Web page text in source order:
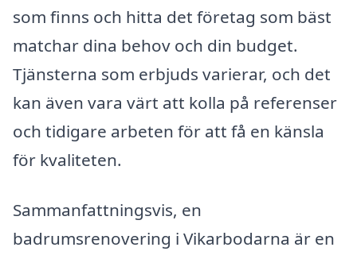
som finns och hitta det företag som bäst
matchar dina behov och din budget.
Tjänsterna som erbjuds varierar, och det
kan även vara värt att kolla på referenser
och tidigare arbeten för att få en känsla
för kvaliteten.
Sammanfattningsvis, en
badrumsrenovering i Vikarbodarna är en